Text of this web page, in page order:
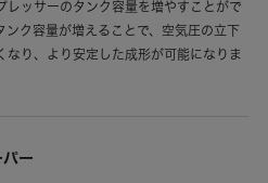
レッサーのタンク容量を増やすことがで
ンク容量が増えることで、空気圧の立下
なり、より安定した成形が可能になりま
ー